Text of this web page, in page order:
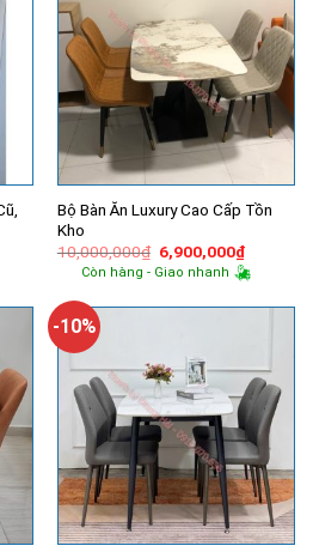
Bộ Bàn Ăn Luxury Cao Cấp Tồn
Kho
10,000,000₫ Giá
gốc
là:
6,900,000₫Giá
hiện
tại
Còn hàng - Giao nhanh
-10%